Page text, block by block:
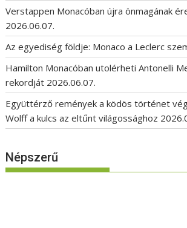
Verstappen Monacóban újra önmagának
2026.06.07.
Az egyediség földje: Monaco a Leclerc
Hamilton Monacóban utolérheti Antonelli
rekordját 2026.06.07.
Együttérző remények a ködös történet
Wolff a kulcs az eltűnt világossághoz
Népszerű